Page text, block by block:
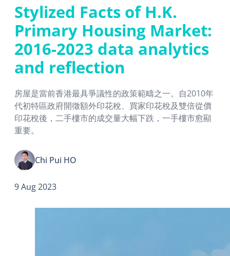
Stylized Facts of H.K.
Primary Housing Market:
2016-2023 data analytics
and reflection
房屋是當前香港最具爭議性的政策範疇之一。自2010年
代初特區政府開徵額外印花稅、買家印花稅及雙倍從價
印花稅後，二手樓市的成交量大幅下跌，一手樓市愈顯
重要。
Chi Pui HO
9 Aug 2023